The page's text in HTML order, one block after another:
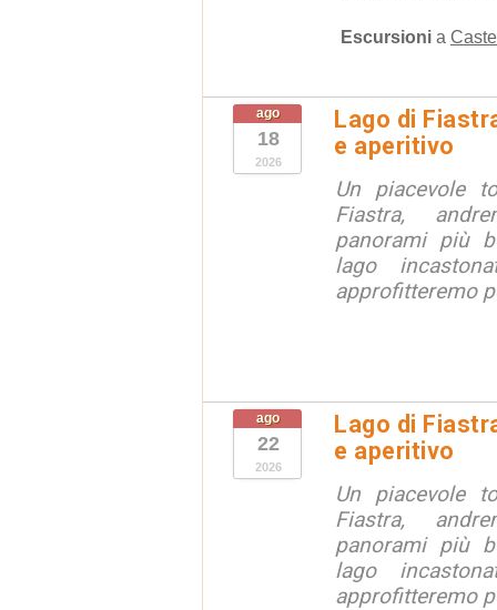
Escursioni a
ago
18
2026
Lago di
e aperitivo
Un piacevole
Fiastra,
panorami più
lago
approfitteremo
ago
22
2026
Lago di
e aperitivo
Un piacevole
Fiastra,
panorami più
lago
approfitteremo